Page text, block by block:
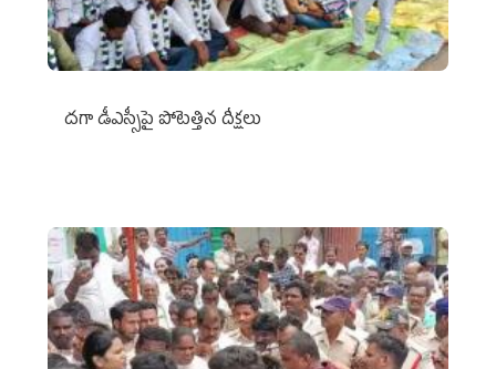
దగా డీఎస్సీపై పోటెత్తిన దీక్షలు